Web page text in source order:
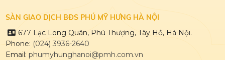
SÀN GIAO DỊCH BĐS PHÚ MỸ HƯNG HÀ NỘI
677 Lạc Long Quân, Phú Thượng, Tây Hồ, Hà Nội.
Phone: (024) 3936-2640
Email: phumyhunghanoi@pmh.com.vn